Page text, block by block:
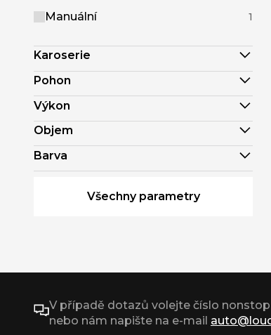
Manuální 1
Karoserie
Pohon
Výkon
Objem
Barva
Všechny parametry
V případě dotazů volejte číslo
nebo nám napište na e-mail